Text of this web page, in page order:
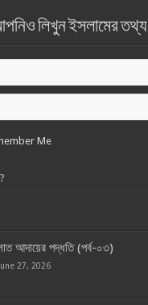
লিখুন ইসলামের তথ্য
Me
আদায়ের পদ্ধতি (পর্ব-০৩)
June 27, 2026